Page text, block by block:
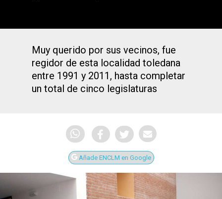
Muy querido por sus vecinos, fue
regidor de esta localidad toledana
entre 1991 y 2011, hasta completar
un total de cinco legislaturas
Añade ENCLM en Google